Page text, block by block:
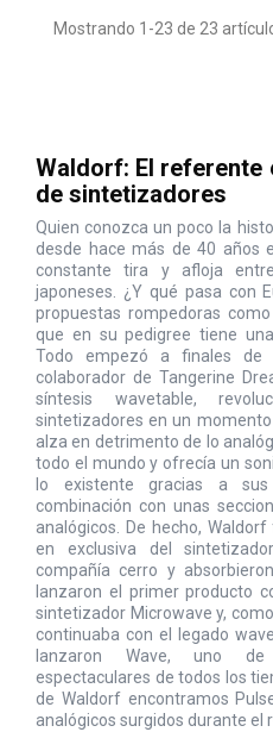
Mostrando 1-23 de 23
Waldorf: El referente
de sintetizadores
Quien conozca un poco la
desde hace más de 40 años
constante tira y afloja
japoneses. ¿Y qué pasa con
propuestas rompedoras
que en su pedigree tiene
Todo empezó a finales de
colaborador de Tangerine
síntesis wavetable,
sintetizadores en un
alza en detrimento de lo
todo el mundo y ofrecía un
lo existente gracias a
combinación con unas
analógicos. De hecho,
en exclusiva del
compañía cerro y
lanzaron el primer producto
sintetizador Microwave y,
continuaba con el legado
lanzaron Wave, uno
espectaculares de todos los
de Waldorf encontramos
analógicos surgidos durante el